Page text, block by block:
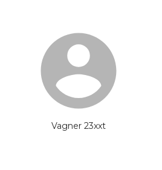
Vagner 23xxt